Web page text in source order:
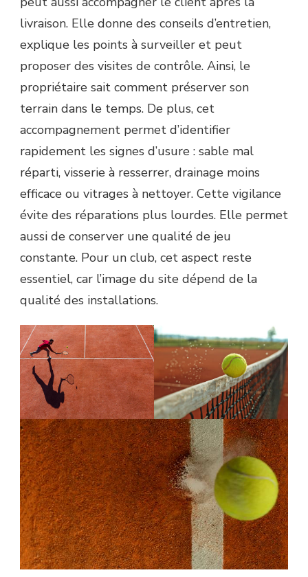
livraison. Elle donne des conseils d’entretien,
explique les points à surveiller et peut
proposer des visites de contrôle. Ainsi, le
propriétaire sait comment préserver son
terrain dans le temps. De plus, cet
accompagnement permet d’identifier
rapidement les signes d’usure : sable mal
réparti, visserie à resserrer, drainage moins
efficace ou vitrages à nettoyer. Cette vigilance
évite des réparations plus lourdes. Elle permet
aussi de conserver une qualité de jeu
constante. Pour un club, cet aspect reste
essentiel, car l’image du site dépend de la
qualité des installations.